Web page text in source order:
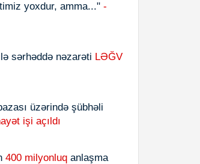
yoxdur, amma..." -
sərhəddə nəzarəti LƏĞV
üzərində şübhəli
işi açıldı
400 milyonluq anlaşma